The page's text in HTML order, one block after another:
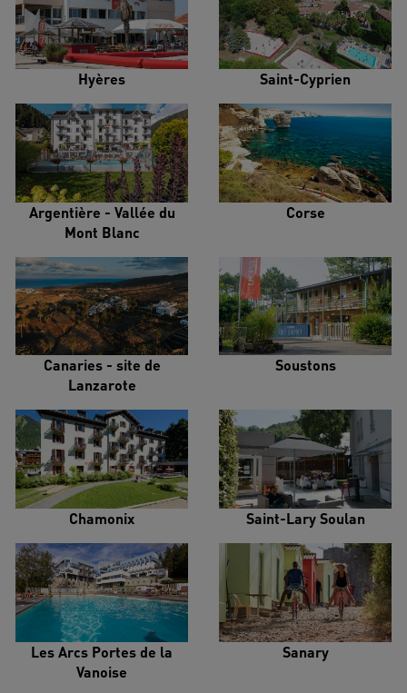
Hyères Saint-Cyprien
Argentière - Vallée du
Mont Blanc
Corse
Canaries - site de
Lanzarote
Soustons
Chamonix Saint-Lary Soulan
Les Arcs Portes de la
Vanoise
Sanary